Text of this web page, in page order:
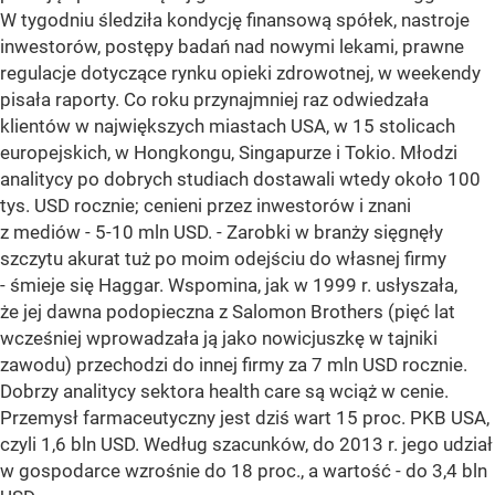
W tygodniu śledziła kondycję finansową spółek, nastroje
inwestorów, postępy badań nad nowymi lekami, prawne
regulacje dotyczące rynku opieki zdrowotnej, w weekendy
pisała raporty. Co roku przynajmniej raz odwiedzała
klientów w największych miastach USA, w 15 stolicach
europejskich, w Hongkongu, Singapurze i Tokio. Młodzi
analitycy po dobrych studiach dostawali wtedy około 100
tys. USD rocznie; cenieni przez inwestorów i znani
z mediów - 5-10 mln USD. - Zarobki w branży sięgnęły
szczytu akurat tuż po moim odejściu do własnej firmy
- śmieje się Haggar. Wspomina, jak w 1999 r. usłyszała,
że jej dawna podopieczna z Salomon Brothers (pięć lat
wcześniej wprowadzała ją jako nowicjuszkę w tajniki
zawodu) przechodzi do innej firmy za 7 mln USD rocznie.
Dobrzy analitycy sektora health care są wciąż w cenie.
Przemysł farmaceutyczny jest dziś wart 15 proc. PKB USA,
czyli 1,6 bln USD. Według szacunków, do 2013 r. jego udział
w gospodarce wzrośnie do 18 proc., a wartość - do 3,4 bln